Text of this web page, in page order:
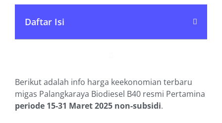
Daftar Isi
Berikut adalah info harga keekonomian terbaru
migas Palangkaraya Biodiesel B40 resmi Pertamina
periode 15-31 Maret 2025 non-subsidi.